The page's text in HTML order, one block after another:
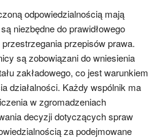
odpowiedzialnością mają
niezbędne do prawidłowego
przepisów prawa.
są zobowiązani do wniesienia
zakładowego, co jest warunkiem
działalności. Każdy wspólnik ma
w zgromadzeniach
decyzji dotyczących spraw
za podejmowane